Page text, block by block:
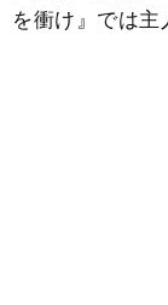
を衝け』では